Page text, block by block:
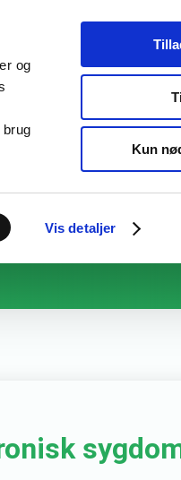
og
Vis detaljer
Kun